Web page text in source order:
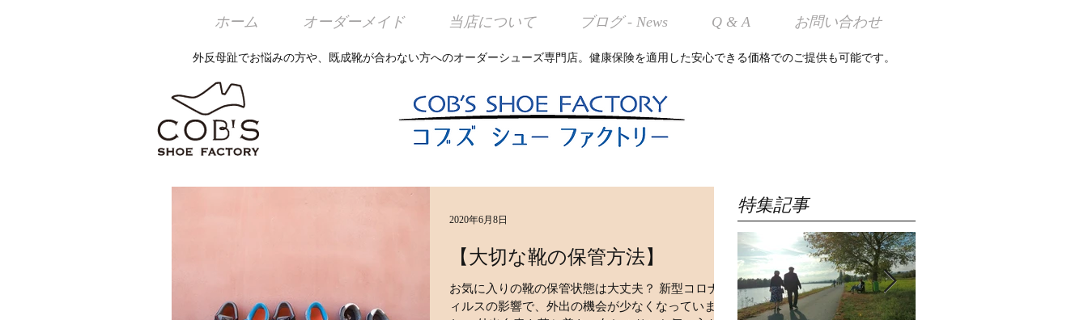
ホーム オーダーメイド 当店について ブログ - News Q & A お問い合わせ
外反母趾でお悩みの方や、既成靴が合わない方へのオーダーシューズ専門店。健康保険を適用した安心できる価格でのご提供も可能です。
【大切な靴の保管方法】
お気に入りの靴の保管状態は大丈夫？ 新型コロナウ
ィルスの影響で、外出の機会が少なくなっていまし
2020年6月8日
特集記事